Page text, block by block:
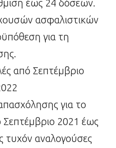
έως 24 δόσεων.
ασφαλιστικών
για τη
από Σεπτέμβριο
για το
Σεπτέμβριο 2021 έως
τυχόν αναλογούσες